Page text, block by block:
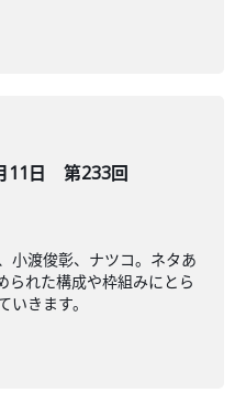
11日 第233回
小渡俊彰、ナツコ。ネタあ
られた構成や枠組みにとら
きます。